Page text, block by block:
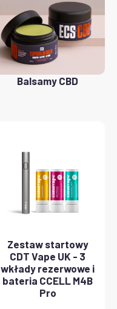
Balsamy CBD
Zestaw startowy
CDT Vape UK - 3
wkłady rezerwowe i
bateria CCELL M4B
Pro